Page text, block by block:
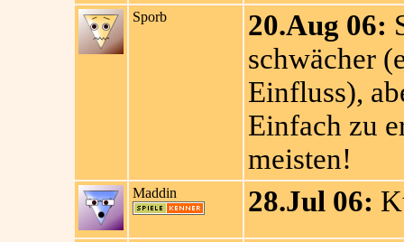
Sporb 20.Aug 06:
schwächer
Einfluss),
Einfach zu
meisten!
Maddin 28.Jul 06: